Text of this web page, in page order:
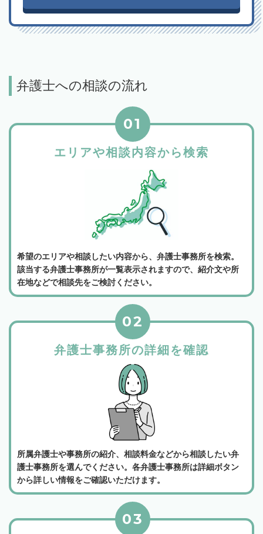
弁護士への相談の流れ
エリアや相談内容から検索
01
希望のエリアや相談したい内容から、弁護士事務所を検索。
該当する弁護士事務所が一覧表示されますので、紹介文や所
在地などで相談先をご検討ください。
弁護士事務所の詳細を確認
02
所属弁護士や事務所の紹介、相談料金などから相談したい弁
護士事務所を選んでください。各弁護士事務所は詳細ボタン
から詳しい情報をご確認いただけます。
03